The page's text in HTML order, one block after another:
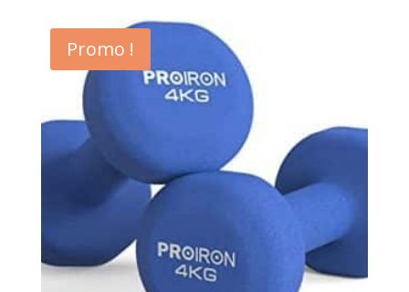
Promo !